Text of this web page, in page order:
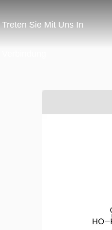
Treten Sie Mit Uns In